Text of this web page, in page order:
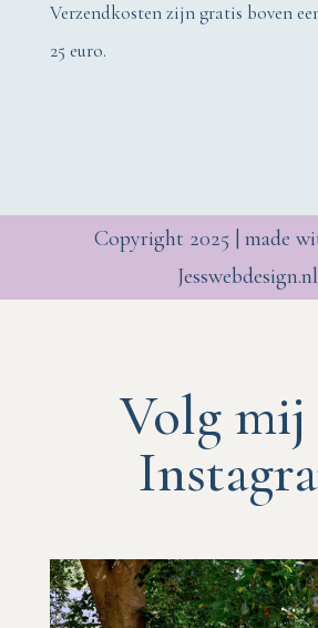
Verzendkosten zijn gratis boven
25 euro.
Copyright 2025 | made
Jesswebdesign.nl
Volg mij